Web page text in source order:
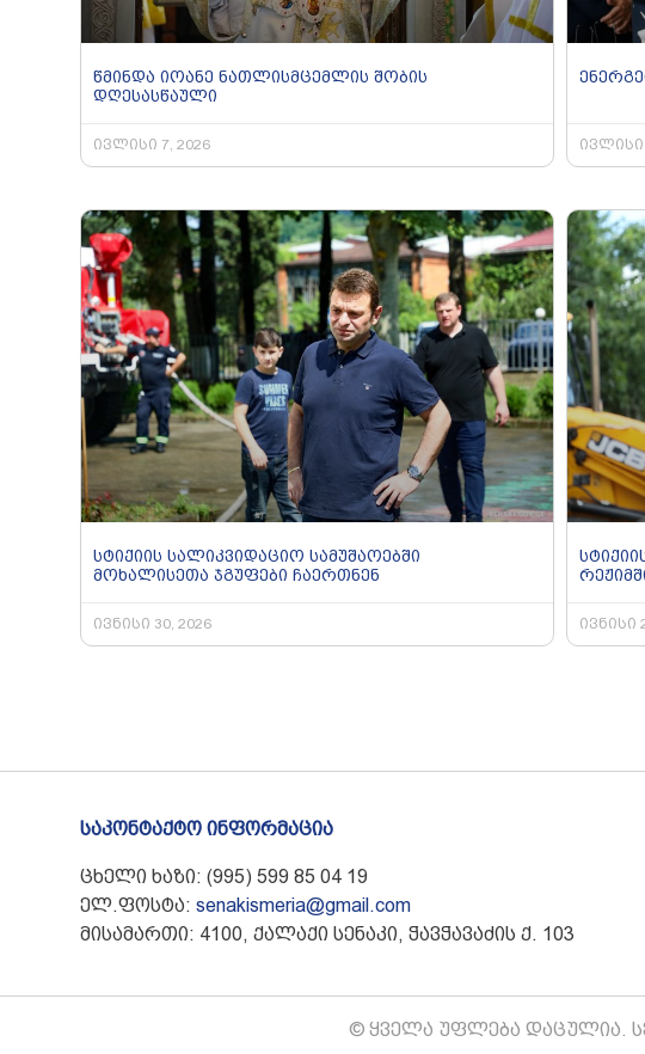
წმინდა იოანე ნათლისმცემლის შობის
დღესასწაული
ივლისი 7, 2026 ივლისი
სტიქიის სალიკვიდაციო სამუშაოებში
მოხალისეთა ჯგუფები ჩაერთნენ
ივნისი 30, 2026 ივნისი
საკონტაქტო ინფორმაცია
ცხელი ხაზი: (995) 599 85 04 19
ელ.ფოსტა: senakismeria@gmail.com
მისამართი: 4100, ქალაქი სენაკი, ჭავჭავაძის ქ. 103
© ყველა უფლება დაცულია.